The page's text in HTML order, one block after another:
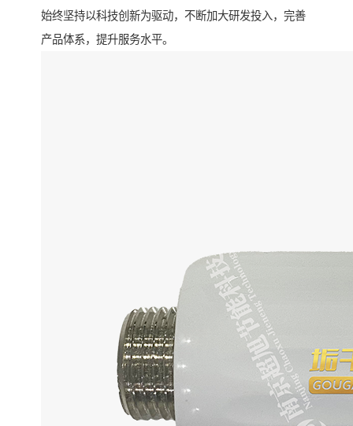
始终坚持以科技创新为驱动，不断加大研发投入，完善
产品体系，提升服务水平。